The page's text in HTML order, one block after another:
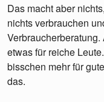
Das macht aber
nichts verbrauchen
etwas für reiche
bisschen mehr für
das.